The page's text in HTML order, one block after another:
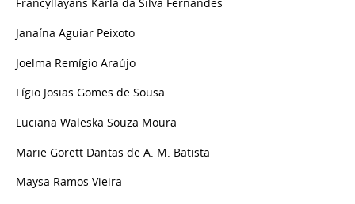
Francyllayans Karla da Silva Fernandes
Janaína Aguiar Peixoto
Joelma Remígio Araújo
Lígio Josias Gomes de Sousa
Luciana Waleska Souza Moura
Marie Gorett Dantas de A. M. Batista
Maysa Ramos Vieira